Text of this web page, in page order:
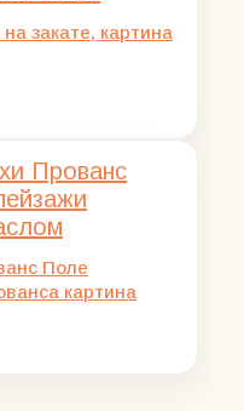
закате, картина
Поле
картина